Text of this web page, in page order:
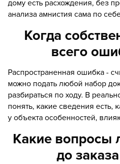
дому есть расхождения, без
анализа амнистия сама по
Когда
всего
Распространенная ошибка -
можно подать любой набор
разбираться по ходу. В
понять, какие сведения есть,
у объекта особенностей,
Какие вопросы
до